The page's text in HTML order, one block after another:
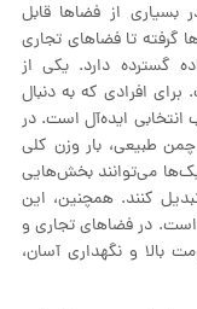
از فضاها قابل
تا فضاهای تجاری
گسترده دارد. یکی از
افرادی که به دنبال
انتخابی ایده‌آل است. در
طبیعی، بار وزن کلی
می‌توانند بخش‌هایی
کنند. همچنین، این
است. در فضاهای تجاری و
بالا و نگهداری آسان،